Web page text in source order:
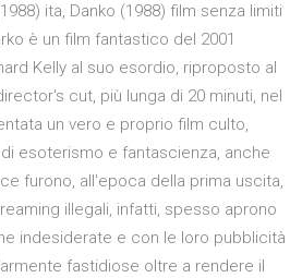
ita, Danko (1988) film senza limiti
è un film fantastico del 2001
Kelly al suo esordio, riproposto al
cut, più lunga di 20 minuti, nel
un vero e proprio film culto,
esoterismo e fantascienza, anche
furono, all'epoca della prima uscita,
illegali, infatti, spesso aprono
indesiderate e con le loro pubblicità
fastidiose oltre a rendere il